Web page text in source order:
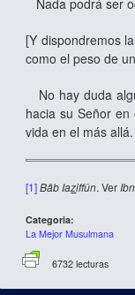
Nada podrá ser
[Y dispondremos
como el peso de
No hay duda
hacia su Señor
vida en el más allá.
[1] Bâb Iaziffûn. Ver Ibn
Categoria:
La Mejor Musulmana
6732 lecturas